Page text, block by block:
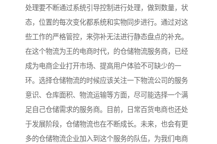
处理要不断通过系统引导控制进行处理，做到数量，状
态，位置的每次变化都系统和实物同步进行。通过对这
些工作的严格管控，来弥补无法进行静态盘点的补充。
在这个物流为王的电商时代，的仓储物流服务商，已经
成为电商企业打开市场、提高用户体验不可缺少的一
环。选择仓储物流的时候应该关注一下物流公司的服务
意识、仓库面积、物流运输等方面，尽可能选择一个满
足自己仓储需求的服务商。目前，日常百货电商也还处
于发展阶段，仓储物流也在不断成长。未来，也会有更
多的仓储物流企业加入到这个服务的队伍，为我们电商